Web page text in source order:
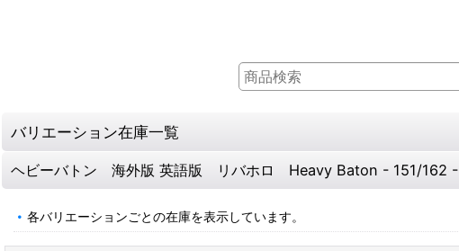
バリエーション在庫一覧
ヘビーバトン 海外版 英語版 リバホロ Heavy Baton - 151/162 -
各バリエーションごとの在庫を表示しています。